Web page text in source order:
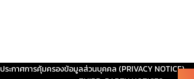
ประกาศการคุ้มครองข้อมูลส่วนบุคคล (PRIVACY NOTICE)